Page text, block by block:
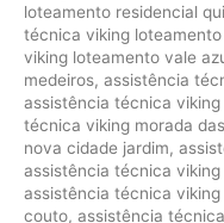
loteamento residencial
técnica viking
viking loteamento vale
medeiros, assistência
assistência técnica
técnica viking morada
nova cidade jardim,
assistência técnica
assistência técnica
couto, assistência